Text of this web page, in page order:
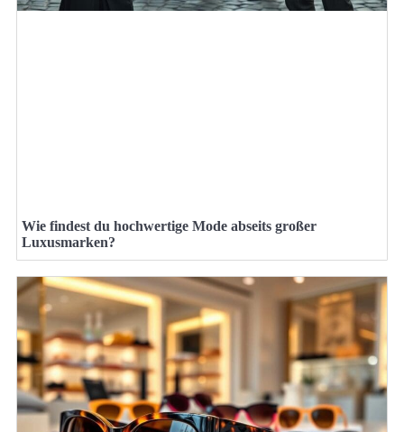
Wie findest du hochwertige Mode abseits großer
Luxusmarken?